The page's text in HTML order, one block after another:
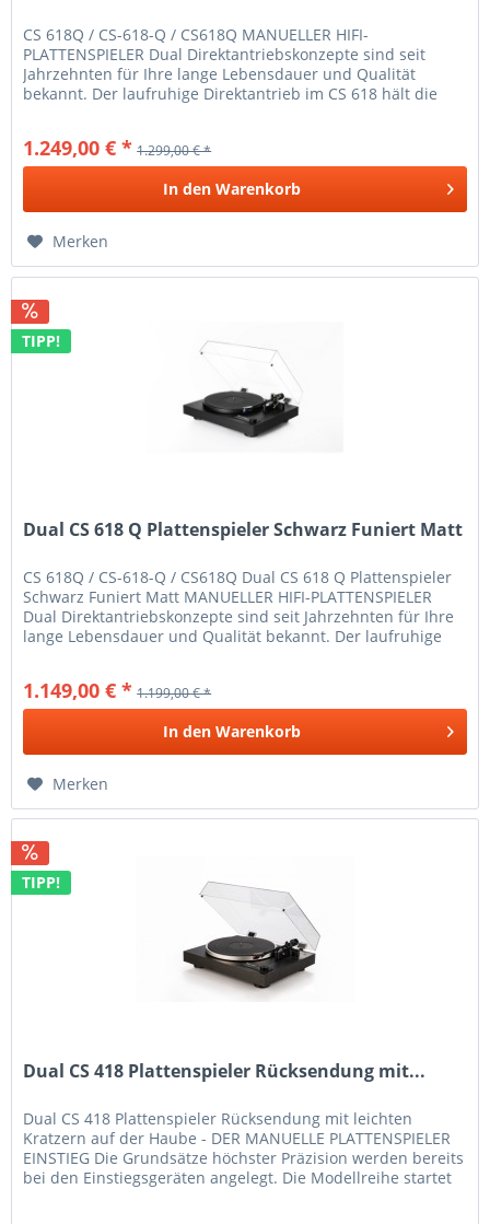
CS 618Q / CS-618-Q / CS618Q MANUELLER HIFI-
PLATTENSPIELER Dual Direktantriebskonzepte sind seit
Jahrzehnten für Ihre lange Lebensdauer und Qualität
bekannt. Der laufruhige Direktantrieb im CS 618 hält die
1.249,00 € * 1.299,00 € *
In den Warenkorb
Merken
TIPP!
Dual CS 618 Q Plattenspieler Schwarz Funiert Matt
CS 618Q / CS-618-Q / CS618Q Dual CS 618 Q Plattenspieler
Schwarz Funiert Matt MANUELLER HIFI-PLATTENSPIELER
Dual Direktantriebskonzepte sind seit Jahrzehnten für Ihre
lange Lebensdauer und Qualität bekannt. Der laufruhige
1.149,00 € * 1.199,00 € *
In den Warenkorb
Merken
TIPP!
Dual CS 418 Plattenspieler Rücksendung mit...
Dual CS 418 Plattenspieler Rücksendung mit leichten
Kratzern auf der Haube - DER MANUELLE PLATTENSPIELER
EINSTIEG Die Grundsätze höchster Präzision werden bereits
bei den Einstiegsgeräten angelegt. Die Modellreihe startet